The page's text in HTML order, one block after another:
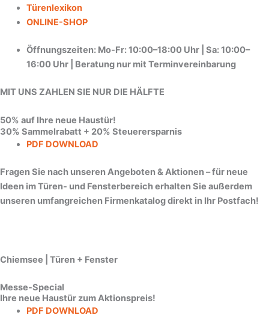
Türenlexikon
ONLINE-SHOP
Öffnungszeiten: Mo-Fr: 10:00–18:00 Uhr | Sa: 10:00–
16:00 Uhr | Beratung nur mit Terminvereinbarung
MIT UNS ZAHLEN SIE NUR DIE HÄLFTE
50% auf Ihre neue Haustür!
30% Sammelrabatt + 20% Steuerersparnis
PDF DOWNLOAD
Fragen Sie nach unseren Angeboten & Aktionen – für neue
Ideen im Türen- und Fensterbereich erhalten Sie außerdem
unseren umfangreichen Firmenkatalog direkt in Ihr Postfach!
Chiemsee | Türen + Fenster
Messe-Special
Ihre neue Haustür zum Aktionspreis!
PDF DOWNLOAD